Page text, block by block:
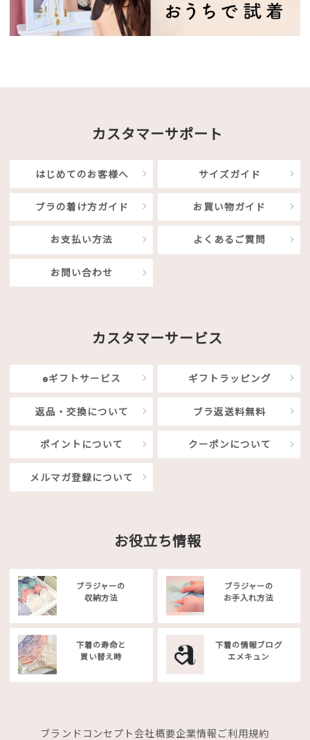
カスタマーサポート
はじめてのお客様へ サイズガイド
ブラの着け方ガイド お買い物ガイド
お支払い方法 よくあるご質問
お問い合わせ
カスタマーサービス
eギフトサービス ギフトラッピング
返品・交換について ブラ返送料無料
ポイントについて クーポンについて
メルマガ登録について
お役立ち情報
ブラジャーの
収納方法
ブラジャーの
お手入れ方法
下着の寿命と
買い替え時
下着の情報ブログ
エメキュン
ブランドコンセプト会社概要企業情報 ご利用規約